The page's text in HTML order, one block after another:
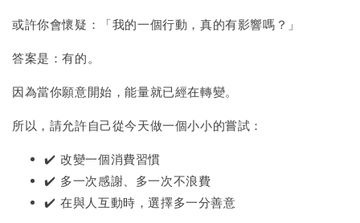
或許你會懷疑：「我的一個行動，真的有影響嗎？」
答案是：有的。
因為當你願意開始，能量就已經在轉變。
所以，請允許自己從今天做一個小小的嘗試：
✔️ 改變一個消費習慣
✔️ 多一次感謝、多一次不浪費
✔️ 在與人互動時，選擇多一分善意